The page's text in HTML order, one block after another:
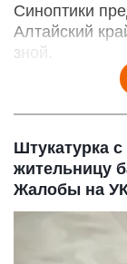
Синоптики
Алтайский
зной.
Штукатурка
жительницу
Жалобы на